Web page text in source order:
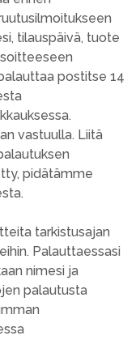
tilauspäivä, tuote
postitse 14
vastuulla. Liitä
pidätämme
tarkistusajan
Palauttaessasi
nimesi ja
palautusta